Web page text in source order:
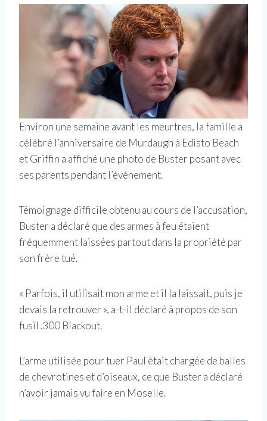
Environ une semaine avant les meurtres, la famille a
célébré l’anniversaire de Murdaugh à Edisto Beach
et Griffin a affiché une photo de Buster posant avec
ses parents pendant l’événement.
Témoignage difficile obtenu au cours de l’accusation,
Buster a déclaré que des armes à feu étaient
fréquemment laissées partout dans la propriété par
son frère tué.
« Parfois, il utilisait mon arme et il la laissait, puis je
devais la retrouver », a-t-il déclaré à propos de son
fusil .300 Blackout.
L’arme utilisée pour tuer Paul était chargée de balles
de chevrotines et d’oiseaux, ce que Buster a déclaré
n’avoir jamais vu faire en Moselle.